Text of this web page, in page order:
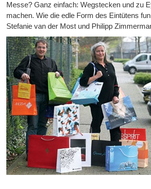
Messe? Ganz einfach: Wegstecken und zu
machen. Wie die edle Form des Eintütens
Stefanie van der Most und Philipp